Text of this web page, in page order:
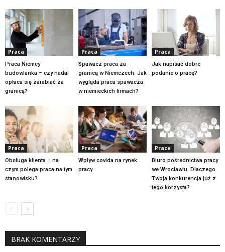
Praca
Praca Niemcy
budowlanka – czy nadal
opłaca się zarabiać za
granicą?
Praca
Spawacz praca za
granicą w Niemczech: Jak
wygląda praca spawacza
w niemieckich firmach?
Praca
Jak napisać dobre
podanie o pracę?
Praca
Obsługa klienta – na
czym polega praca na tym
stanowisku?
Praca
Wpływ covida na rynek
pracy
Praca
Biuro pośrednictwa pracy
we Wrocławiu. Dlaczego
Twoja konkurencja już z
tego korzysta?
BRAK KOMENTARZY